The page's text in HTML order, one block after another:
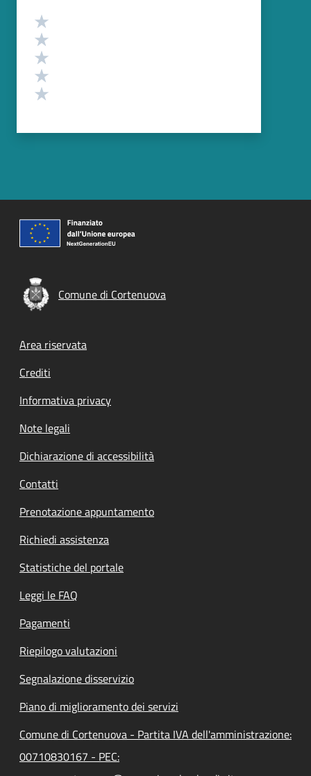
Valutazione
Comune di Cortenuova
Footer menu
Area riservata
Crediti
Informativa privacy
Note legali
Dichiarazione di accessibilità
Contatti
Prenotazione appuntamento
Richiedi assistenza
Statistiche del portale
Leggi le FAQ
Pagamenti
Riepilogo valutazioni
Segnalazione disservizio
Piano di miglioramento dei servizi
Comune di Cortenuova - Partita IVA dell'amministrazione:
00710830167 - PEC: